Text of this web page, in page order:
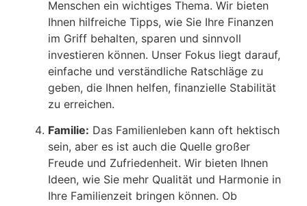
Menschen ein wichtiges Thema. Wir bieten
Ihnen hilfreiche Tipps, wie Sie Ihre Finanzen
im Griff behalten, sparen und sinnvoll
investieren können. Unser Fokus liegt darauf,
einfache und verständliche Ratschläge zu
geben, die Ihnen helfen, finanzielle Stabilität
zu erreichen.
Familie: Das Familienleben kann oft hektisch
sein, aber es ist auch die Quelle großer
Freude und Zufriedenheit. Wir bieten Ihnen
Ideen, wie Sie mehr Qualität und Harmonie in
Ihre Familienzeit bringen können. Ob